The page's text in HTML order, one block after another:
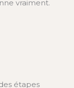
vraiment.
étapes